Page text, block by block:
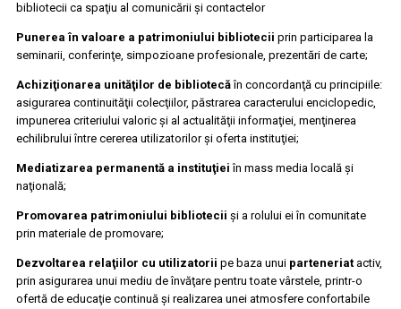
bibliotecii ca spaţiu al comunicării şi contactelor
Punerea în valoare a patrimoniului bibliotecii prin participarea la
seminarii, conferinţe, simpozioane profesionale, prezentări de carte;
Achiziţionarea unităţilor de bibliotecăîn concordanţă cu principiile:
asigurarea continuităţii colecţiilor, păstrarea caracterului enciclopedic,
impunerea criteriului valoric şi al actualităţii informaţiei, menţinerea
echilibrului între cererea utilizatorilor şi oferta instituţiei;
Mediatizarea permanentă a instituţiei în mass media locală şi
naţională;
Promovarea patrimoniului bibliotecii şi a rolului ei în comunitate
prin materiale de promovare;
Dezvoltarea relaţiilor cu utilizatorii pe baza unui parteneriat activ,
prin asigurarea unui mediu de învăţare pentru toate vârstele, printr-o
ofertă de educaţie continuă şi realizarea unei atmosfere confortabile